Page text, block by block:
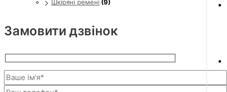
Шкіряні ремені (9)
Замовити дзвінок